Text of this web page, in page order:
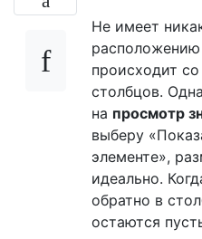
Не имеет
происходит
столбцов.
на просмотр
выберу
элементе»,
идеально.
обратно в
остаются